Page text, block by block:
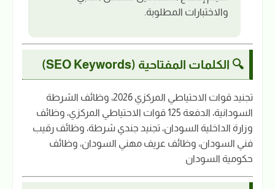
والاختبارات المطلوبة.
🔍 الكلمات المفتاحية (SEO Keywords)
تجنيد قوات الاحتياطي المركزي 2026، وظائف الشرطة
السودانية، الدفعة 125 قوات الاحتياطي المركزي، وظائف
وزارة الداخلية السودان، تجنيد جندي شرطة، وظائف رقيب
فني السودان، وظائف عريف مهني السودان، وظائف
حكومية السودان